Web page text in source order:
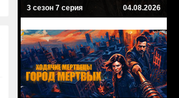
3 сезон 7 серия 04.08.2026